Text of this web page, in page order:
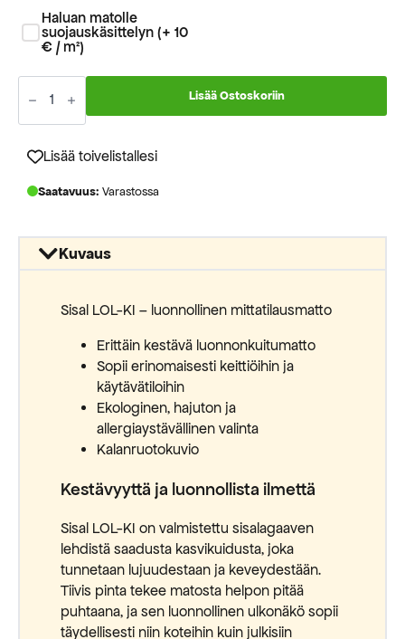
Haluan matolle
suojauskäsittelyn (+ 10
€ / m²)
Sisalmatto
LOL-
sävy
mittatilausmatto
määrä
Lisää Ostoskoriin
Lisää toivelistallesi
Saatavuus: Varastossa
Kuvaus
Sisal LOL-KI – luonnollinen mittatilausmatto
Erittäin kestävä luonnonkuitumatto
Sopii erinomaisesti keittiöihin ja
käytävätiloihin
Ekologinen, hajuton ja
allergiaystävällinen valinta
Kalanruotokuvio
Kestävyyttä ja luonnollista ilmettä
Sisal LOL-KI on valmistettu sisalagaaven
lehdistä saadusta kasvikuidusta, joka
tunnetaan lujuudestaan ja keveydestään.
Tiivis pinta tekee matosta helpon pitää
puhtaana, ja sen luonnollinen ulkonäkö sopii
täydellisesti niin koteihin kuin julkisiin